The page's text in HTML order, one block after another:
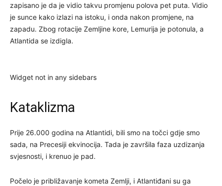
zapisano je da je vidio takvu promjenu polova pet puta. Vidio
je sunce kako izlazi na istoku, i onda nakon promjene, na
zapadu. Zbog rotacije Zemljine kore, Lemurija je potonula, a
Atlantida se izdigla.
Widget not in any sidebars
Kataklizma
Prije 26.000 godina na Atlantidi, bili smo na točci gdje smo
sada, na Precesiji ekvinocija. Tada je završila faza uzdizanja
svjesnosti, i krenuo je pad.
Počelo je približavanje kometa Zemlji, i Atlantiđani su ga